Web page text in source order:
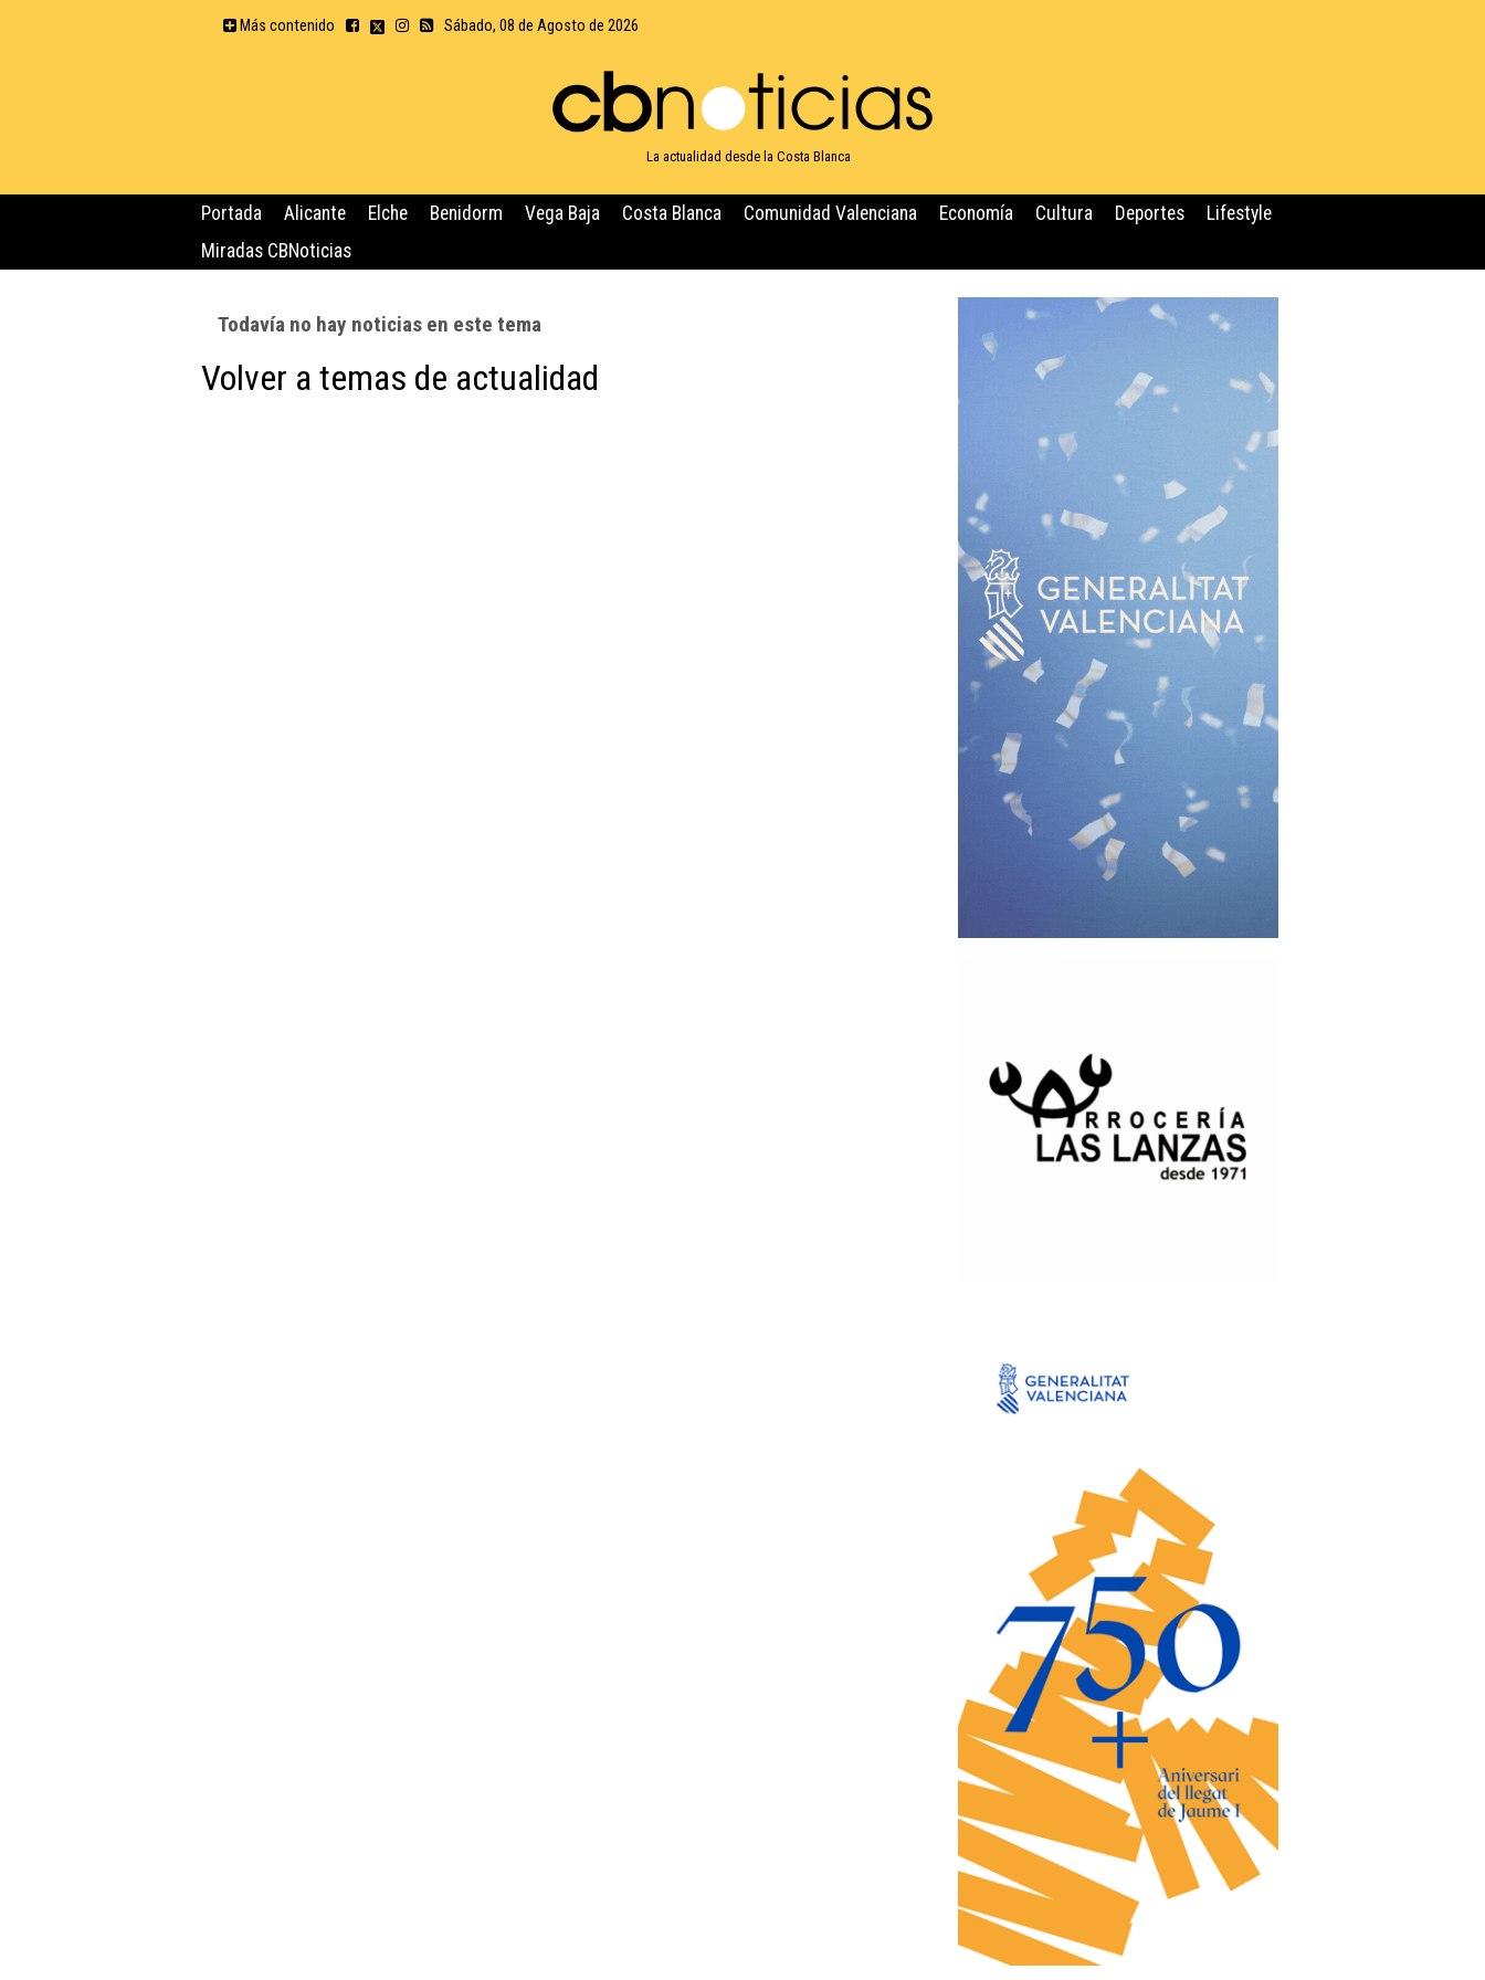
Más contenido Sábado, 08 de Agosto de 2026
La actualidad desde la Costa Blanca
Portada Alicante Elche Benidorm Vega Baja Costa Blanca Comunidad Valenciana Economía Cultura Deportes
Lifestyle
Miradas CBNoticias
Todavía no hay noticias en este tema
Volver a temas de actualidad